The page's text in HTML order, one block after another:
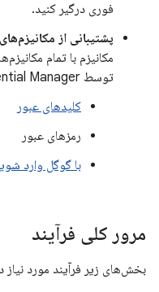
فوری درگیر کنید.
پشتیبانی از
مکانیزم با تمام
توسط Credential Manager کار می‌کند، از جمله:
کلیدهای عبور
رمزهای عبور
با گوگل وارد
مرور کلی فرآیند
بخش‌های زیر فرآیند مورد